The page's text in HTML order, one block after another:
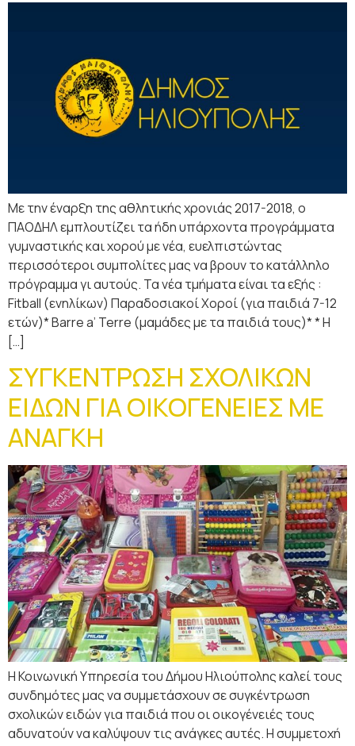
Με την έναρξη της αθλητικής χρονιάς 2017-2018, ο
ΠΑΟΔΗΛ εμπλουτίζει τα ήδη υπάρχοντα προγράμματα
γυμναστικής και χορού με νέα, ευελπιστώντας
περισσότεροι συμπολίτες μας να βρουν το κατάλληλο
πρόγραμμα γι αυτούς. Τα νέα τμήματα είναι τα εξής :
Fitball (ενηλίκων) Παραδοσιακοί Χοροί (για παιδιά 7-12
ετών)* Barre a’ Terre (μαμάδες με τα παιδιά τους)* * Η
[…]
ΣΥΓΚΕΝΤΡΩΣΗ ΣΧΟΛΙΚΩΝ
ΕΙΔΩΝ ΓΙΑ ΟΙΚΟΓΕΝΕΙΕΣ ΜΕ
ΑΝΑΓΚΗ
Η Κοινωνική Υπηρεσία του Δήμου Ηλιούπολης καλεί τους
συνδημότες μας να συμμετάσχουν σε συγκέντρωση
σχολικών ειδών για παιδιά που οι οικογένειές τους
αδυνατούν να καλύψουν τις ανάγκες αυτές. Η συμμετοχή